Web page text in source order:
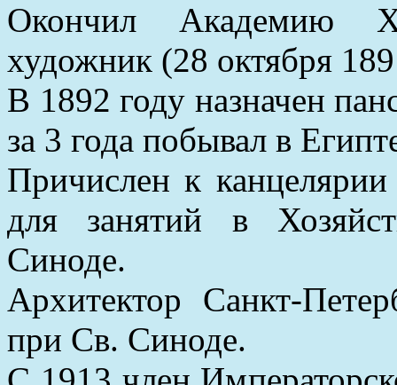
Окончил Академию
художник (28 октября
В 1892 году назначен
за 3 года побывал в
Причислен к
для занятий в
Синоде.
Архитектор Санкт-
при Св. Синоде.